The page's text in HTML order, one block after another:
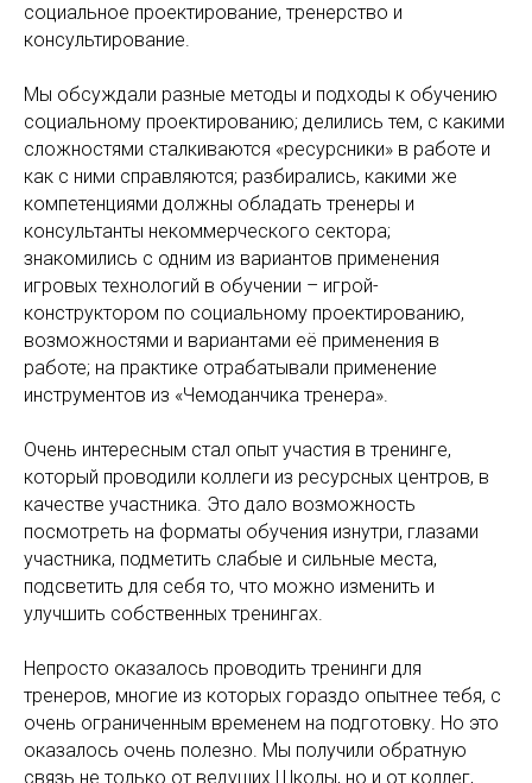
социальное проектирование, тренерство и
консультирование.
Мы обсуждали разные методы и подходы к обучению
социальному проектированию; делились тем, с какими
сложностями сталкиваются «ресурсники» в работе и
как с ними справляются; разбирались, какими же
компетенциями должны обладать тренеры и
консультанты некоммерческого сектора;
знакомились с одним из вариантов применения
игровых технологий в обучении – игрой-
конструктором по социальному проектированию,
возможностями и вариантами её применения в
работе; на практике отрабатывали применение
инструментов из «Чемоданчика тренера».
Очень интересным стал опыт участия в тренинге,
который проводили коллеги из ресурсных центров, в
качестве участника. Это дало возможность
посмотреть на форматы обучения изнутри, глазами
участника, подметить слабые и сильные места,
подсветить для себя то, что можно изменить и
улучшить собственных тренингах.
Непросто оказалось проводить тренинги для
тренеров, многие из которых гораздо опытнее тебя, с
очень ограниченным временем на подготовку. Но это
оказалось очень полезно. Мы получили обратную
связь не только от ведущих Школы, но и от коллег,